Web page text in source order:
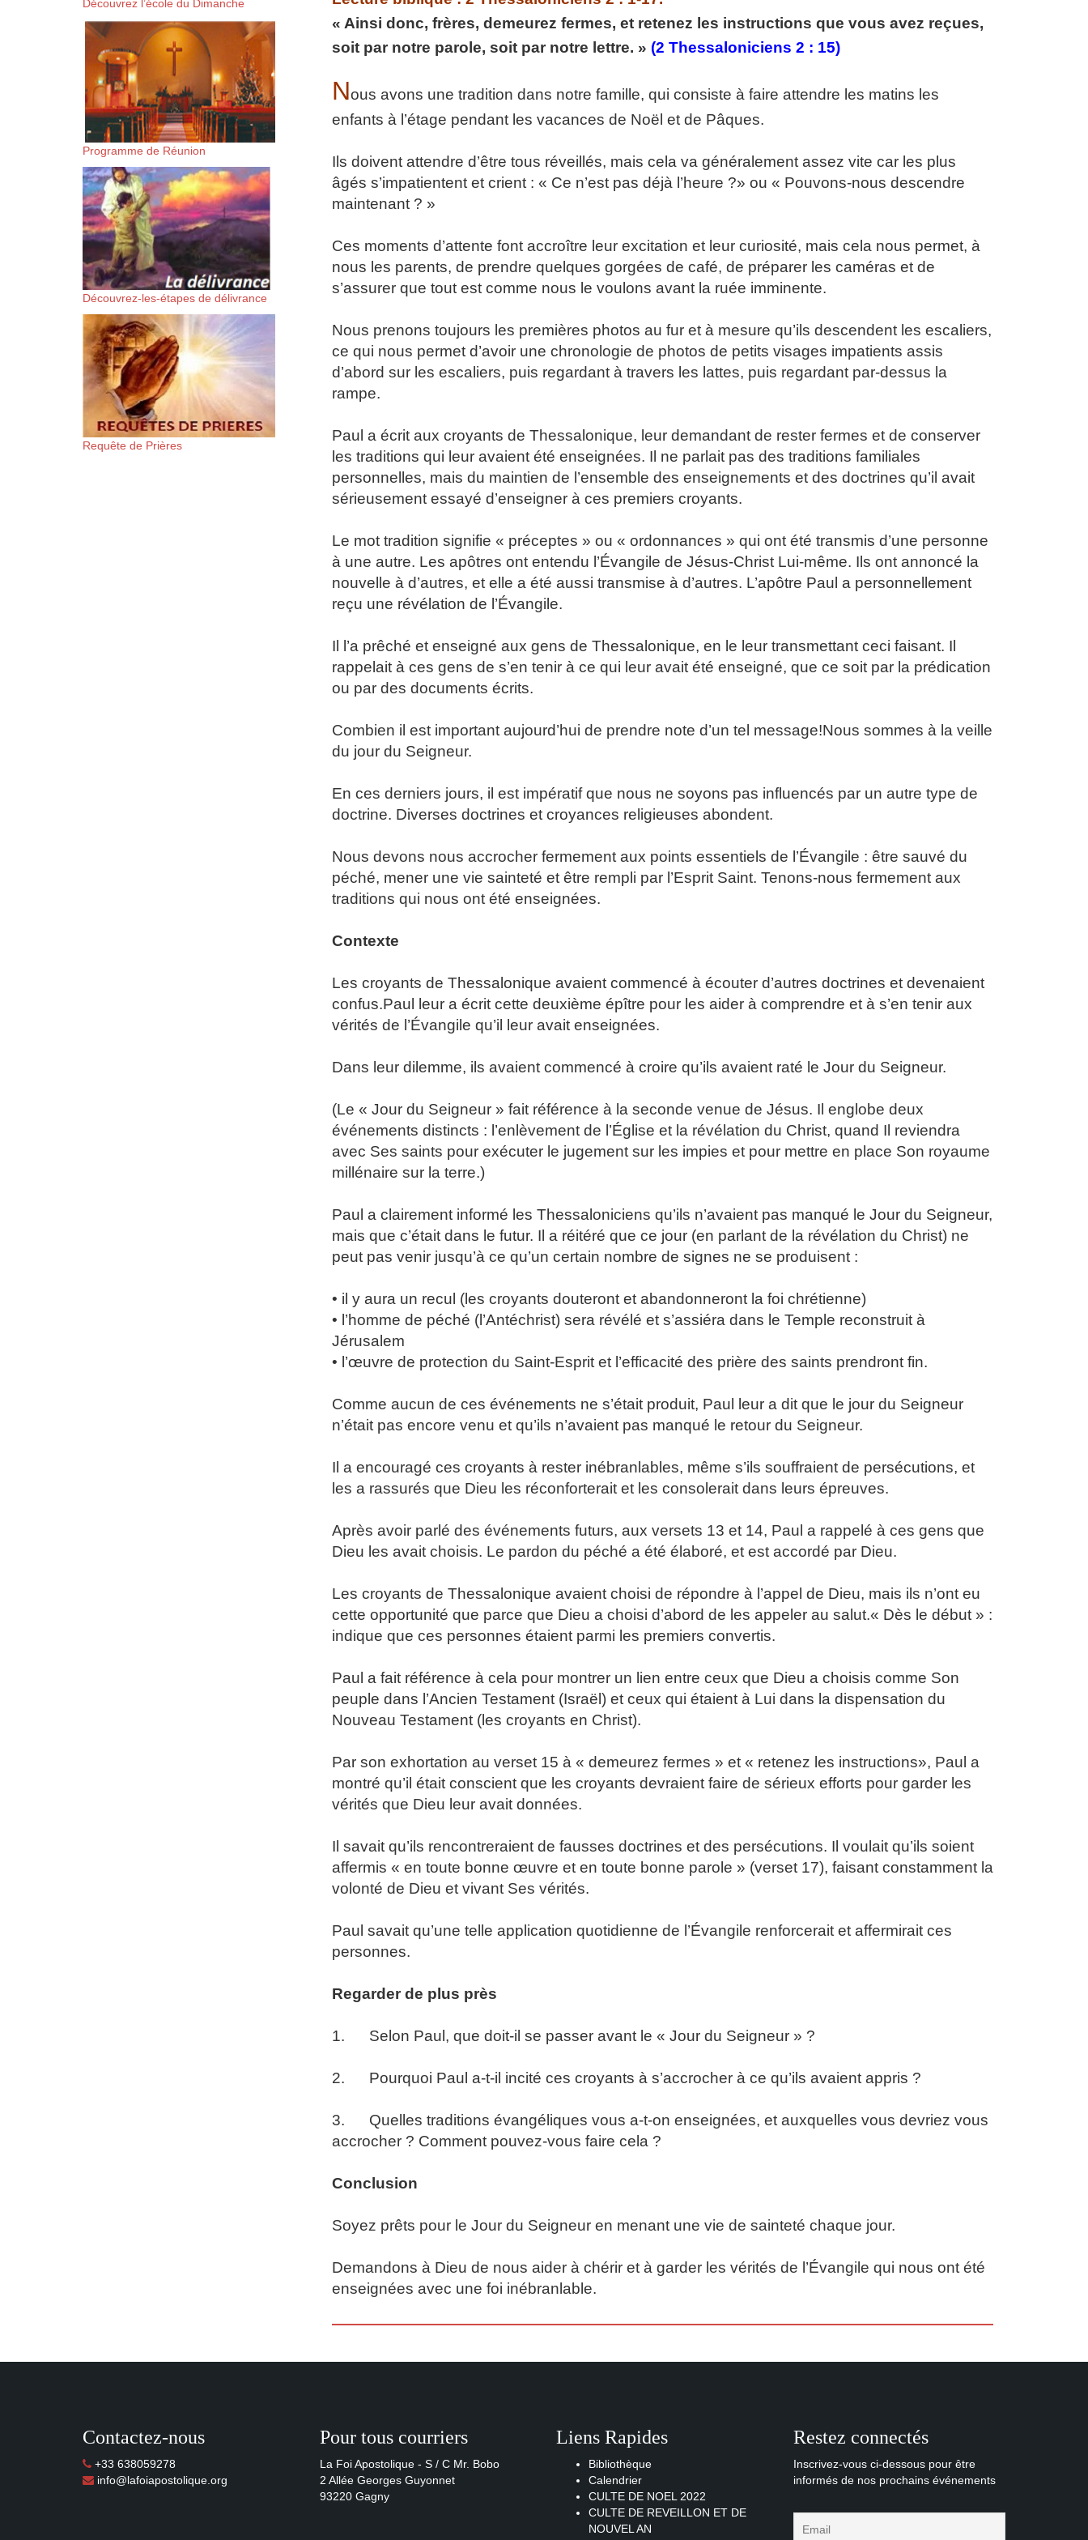
volume.
suis-sans-rien-a-moi.mp3 http://www.lafoiapostolique.org/wp-
content/uploads/2018/06/Es-tu-lasse-rempli-de-tritesse.mp3
Découvrez l’école du Dimanche
Programme de Réunion
Découvrez-les-étapes de délivrance
Requête de Prières
« Ainsi donc, frères, demeurez fermes, et retenez les instructions que vous avez reçues,
soit par notre parole, soit par notre lettre. » (2 Thessaloniciens 2 : 15)
Nous avons une tradition dans notre famille, qui consiste à faire attendre les matins les
enfants à l’étage pendant les vacances de Noël et de Pâques.
Ils doivent attendre d’être tous réveillés, mais cela va généralement assez vite car les plus
âgés s’impatientent et crient : « Ce n’est pas déjà l’heure ?» ou « Pouvons-nous descendre
maintenant ? »
Ces moments d’attente font accroître leur excitation et leur curiosité, mais cela nous permet, à
nous les parents, de prendre quelques gorgées de café, de préparer les caméras et de
s’assurer que tout est comme nous le voulons avant la ruée imminente.
Nous prenons toujours les premières photos au fur et à mesure qu’ils descendent les escaliers,
ce qui nous permet d’avoir une chronologie de photos de petits visages impatients assis
d’abord sur les escaliers, puis regardant à travers les lattes, puis regardant par-dessus la
rampe.
Paul a écrit aux croyants de Thessalonique, leur demandant de rester fermes et de conserver
les traditions qui leur avaient été enseignées. Il ne parlait pas des traditions familiales
personnelles, mais du maintien de l’ensemble des enseignements et des doctrines qu’il avait
sérieusement essayé d’enseigner à ces premiers croyants.
Le mot tradition signifie « préceptes » ou « ordonnances » qui ont été transmis d’une personne
à une autre. Les apôtres ont entendu l’Évangile de Jésus-Christ Lui-même. Ils ont annoncé la
nouvelle à d’autres, et elle a été aussi transmise à d’autres. L’apôtre Paul a personnellement
reçu une révélation de l’Évangile.
Il l’a prêché et enseigné aux gens de Thessalonique, en le leur transmettant ceci faisant. Il
rappelait à ces gens de s’en tenir à ce qui leur avait été enseigné, que ce soit par la prédication
ou par des documents écrits.
Combien il est important aujourd’hui de prendre note d’un tel message!Nous sommes à la veille
du jour du Seigneur.
En ces derniers jours, il est impératif que nous ne soyons pas influencés par un autre type de
doctrine. Diverses doctrines et croyances religieuses abondent.
Nous devons nous accrocher fermement aux points essentiels de l’Évangile : être sauvé du
péché, mener une vie sainteté et être rempli par l’Esprit Saint. Tenons-nous fermement aux
traditions qui nous ont été enseignées.
Contexte
Les croyants de Thessalonique avaient commencé à écouter d’autres doctrines et devenaient
confus.Paul leur a écrit cette deuxième épître pour les aider à comprendre et à s’en tenir aux
vérités de l’Évangile qu’il leur avait enseignées.
Dans leur dilemme, ils avaient commencé à croire qu’ils avaient raté le Jour du Seigneur.
(Le « Jour du Seigneur » fait référence à la seconde venue de Jésus. Il englobe deux
événements distincts : l’enlèvement de l’Église et la révélation du Christ, quand Il reviendra
avec Ses saints pour exécuter le jugement sur les impies et pour mettre en place Son royaume
millénaire sur la terre.)
Paul a clairement informé les Thessaloniciens qu’ils n’avaient pas manqué le Jour du Seigneur,
mais que c’était dans le futur. Il a réitéré que ce jour (en parlant de la révélation du Christ) ne
peut pas venir jusqu’à ce qu’un certain nombre de signes ne se produisent :
• il y aura un recul (les croyants douteront et abandonneront la foi chrétienne)
• l’homme de péché (l’Antéchrist) sera révélé et s’assiéra dans le Temple reconstruit à
Jérusalem
• l’œuvre de protection du Saint-Esprit et l’efficacité des prière des saints prendront fin.
Comme aucun de ces événements ne s’était produit, Paul leur a dit que le jour du Seigneur
n’était pas encore venu et qu’ils n’avaient pas manqué le retour du Seigneur.
Il a encouragé ces croyants à rester inébranlables, même s’ils souffraient de persécutions, et
les a rassurés que Dieu les réconforterait et les consolerait dans leurs épreuves.
Après avoir parlé des événements futurs, aux versets 13 et 14, Paul a rappelé à ces gens que
Dieu les avait choisis. Le pardon du péché a été élaboré, et est accordé par Dieu.
Les croyants de Thessalonique avaient choisi de répondre à l’appel de Dieu, mais ils n’ont eu
cette opportunité que parce que Dieu a choisi d’abord de les appeler au salut.« Dès le début » :
indique que ces personnes étaient parmi les premiers convertis.
Paul a fait référence à cela pour montrer un lien entre ceux que Dieu a choisis comme Son
peuple dans l’Ancien Testament (Israël) et ceux qui étaient à Lui dans la dispensation du
Nouveau Testament (les croyants en Christ).
Par son exhortation au verset 15 à « demeurez fermes » et « retenez les instructions», Paul a
montré qu’il était conscient que les croyants devraient faire de sérieux efforts pour garder les
vérités que Dieu leur avait données.
Il savait qu’ils rencontreraient de fausses doctrines et des persécutions. Il voulait qu’ils soient
affermis « en toute bonne œuvre et en toute bonne parole » (verset 17), faisant constamment la
volonté de Dieu et vivant Ses vérités.
Paul savait qu’une telle application quotidienne de l’Évangile renforcerait et affermirait ces
personnes.
Regarder de plus près
1. Selon Paul, que doit-il se passer avant le « Jour du Seigneur » ?
2. Pourquoi Paul a-t-il incité ces croyants à s’accrocher à ce qu’ils avaient appris ?
3. Quelles traditions évangéliques vous a-t-on enseignées, et auxquelles vous devriez vous
accrocher ? Comment pouvez-vous faire cela ?
Conclusion
Soyez prêts pour le Jour du Seigneur en menant une vie de sainteté chaque jour.
Demandons à Dieu de nous aider à chérir et à garder les vérités de l’Évangile qui nous ont été
enseignées avec une foi inébranlable.
Contactez-nous
+33 638059278
info@lafoiapostolique.org
Pour tous courriers
La Foi Apostolique - S / C Mr. Bobo
2 Allée Georges Guyonnet
93220 Gagny
Liens Rapides
Bibliothèque
Calendrier
CULTE DE NOEL 2022
CULTE DE REVEILLON ET DE
NOUVEL AN
Restez connectés
Inscrivez-vous ci-dessous pour être
informés de nos prochains événements